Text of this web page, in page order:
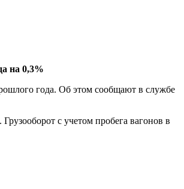
на 0,3%
года. Об этом сообщают в службе
с учетом пробега вагонов в